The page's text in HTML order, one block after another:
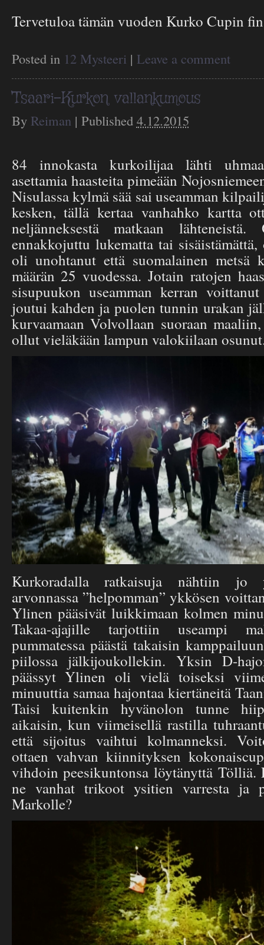
Tervetuloa tämän vuoden Kurko Cupin
Posted in 12 Mysteeri | Leave a comment
Tsaari-Kurkon vallankumous
By Reiman | Published 4.12.2015
84 innokasta kurkoilijaa lähti
asettamia haasteita pimeään
Nisulassa kylmä sää sai useamman
kesken, tällä kertaa vanhahko kartta
neljänneksestä matkaan
ennakkojuttu lukematta tai
oli unohtanut että suomalainen metsä
määrän 25 vuodessa. Jotain ratojen
sisupuukon useamman kerran
joutui kahden ja puolen tunnin urakan
kurvaamaan Volvollaan suoraan
ollut vieläkään lampun valokiilaan
Kurkoradalla ratkaisuja nähtiin jo
arvonnassa ”helpomman” ykkösen
Ylinen pääsivät luikkimaan kolmen
Takaa-ajajille tarjottiin useampi
pummatessa päästä takaisin
piilossa jälkijoukollekin. Yksin D-
päässyt Ylinen oli vielä toiseksi
minuuttia samaa hajontaa kiertäneitä
Taisi kuitenkin hyvänolon tunne
aikaisin, kun viimeisellä rastilla
että sijoitus vaihtui kolmanneksi.
ottaen vahvan kiinnityksen
vihdoin peesikuntonsa löytänyttä
ne vanhat trikoot ysitien varresta ja
Markolle?